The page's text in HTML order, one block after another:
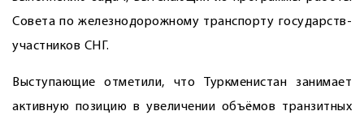
Совета по железнодорожному транспорту государств-
участников СНГ.
Выступающие отметили, что Туркменистан занимает
активную позицию в увеличении объёмов транзитных